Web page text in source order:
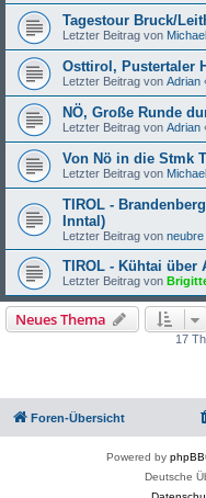
Tagestour Bruck/
Letzter Beitrag von
Osttirol, Pustertaler
Letzter Beitrag von Adrian
NÖ, Große Runde
Letzter Beitrag von Adrian
Von Nö in die Stmk
Letzter Beitrag von
TIROL -
Inntal)
Letzter Beitrag von neubre
TIROL - Kühtai über
Letzter Beitrag von
Neues Thema
17
Foren-Übersicht
Powered by phpBB
Deutsche